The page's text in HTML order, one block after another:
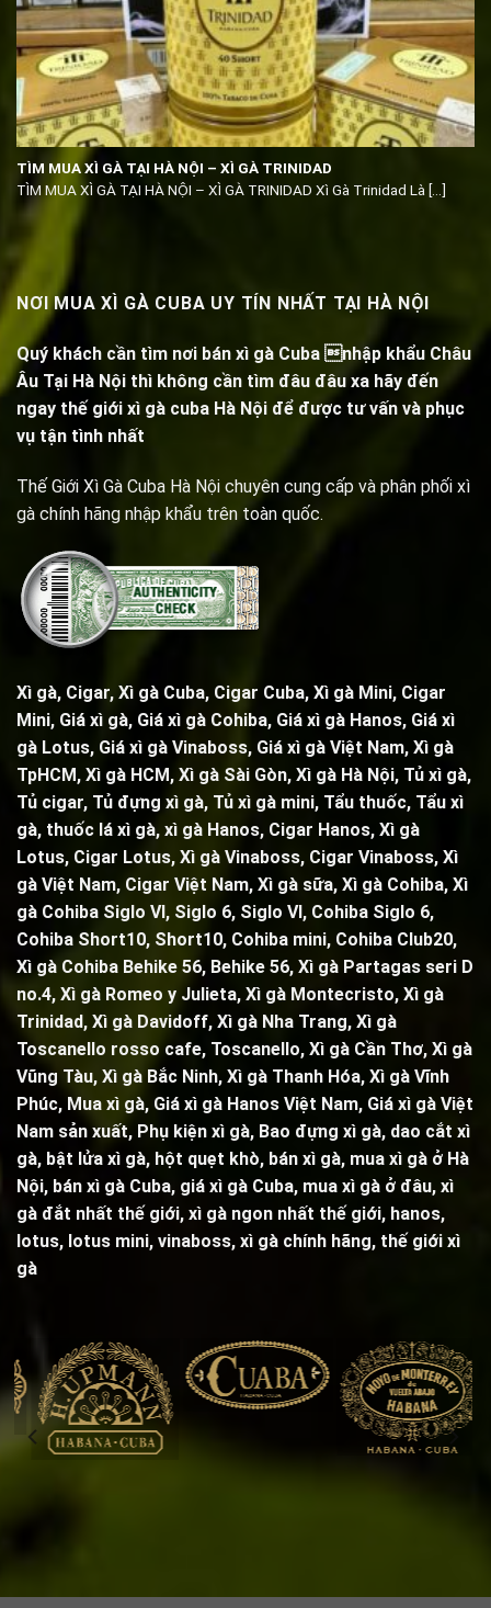
TÌM MUA XÌ GÀ TẠI HÀ NỘI – XÌ GÀ TRINIDAD
TÌM MUA XÌ GÀ TẠI HÀ NỘI – XÌ GÀ TRINIDAD Xì Gà Trinidad Là [...]
NƠI MUA XÌ GÀ CUBA UY TÍN NHẤT TẠI HÀ NỘI
Quý khách cần tìm nơi bán xì gà Cuba nhập khẩu Châu
Âu Tại Hà Nội thì không cần tìm đâu đâu xa hãy đến
ngay thế giới xì gà cuba Hà Nội để được tư vấn và phục
vụ tận tình nhất
Thế Giới Xì Gà Cuba Hà Nội chuyên cung cấp và phân phối xì
gà chính hãng nhập khẩu trên toàn quốc.
Xì gà, Cigar, Xì gà Cuba, Cigar Cuba, Xì gà Mini, Cigar
Mini, Giá xì gà, Giá xì gà Cohiba, Giá xì gà Hanos, Giá xì
gà Lotus, Giá xì gà Vinaboss, Giá xì gà Việt Nam, Xì gà
TpHCM, Xì gà HCM, Xì gà Sài Gòn, Xì gà Hà Nội, Tủ xì gà,
Tủ cigar, Tủ đựng xì gà, Tủ xì gà mini, Tẩu thuốc, Tẩu xì
gà, thuốc lá xì gà, xì gà Hanos, Cigar Hanos, Xì gà
Lotus, Cigar Lotus, Xì gà Vinaboss, Cigar Vinaboss, Xì
gà Việt Nam, Cigar Việt Nam, Xì gà sữa, Xì gà Cohiba, Xì
gà Cohiba Siglo VI , Siglo 6, Siglo VI , Cohiba Siglo 6,
Cohiba Short10, Short10, Cohiba mini, Cohiba Club20,
Xì gà Cohiba Behike 56, Behike 56, Xì gà Partagas seri D
no.4, Xì gà Romeo y Julieta, Xì gà Montecristo, Xì gà
Trinidad, Xì gà Davidoff, Xì gà Nha Trang, Xì gà
Toscanello rosso cafe, Toscanello, Xì gà Cần Thơ, Xì gà
Vũng Tàu, Xì gà Bắc Ninh, Xì gà Thanh Hóa, Xì gà Vĩnh
Phúc, Mua xì gà, Giá xì gà Hanos Việt Nam, Giá xì gà Việt
Nam sản xuất, Phụ kiện xì gà, Bao đựng xì gà, dao cắt xì
gà, bật lửa xì gà, hột quẹt khò, bán xì gà, mua xì gà ở Hà
Nội, bán xì gà Cuba, giá xì gà Cuba, mua xì gà ở đâu, xì
gà đắt nhất thế giới, xì gà ngon nhất thế giới, hanos,
lotus, lotus mini, vinaboss, xì gà chính hãng, thế giới xì
gà